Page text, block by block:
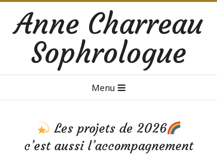
contentAnne Charreau
Sophrologue
Menu
Les projets de 2026
c’est aussi l’accompagnement